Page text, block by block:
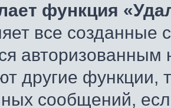
функция
все созданные
другие функции,
сообщений,